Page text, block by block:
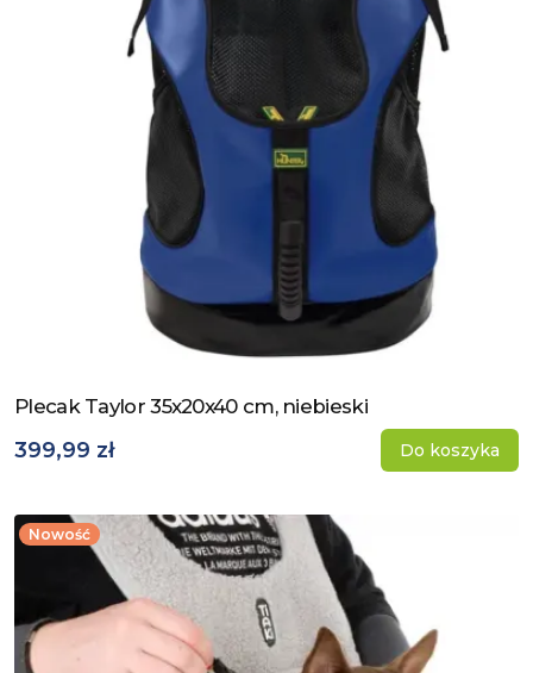
Zobacz produkt
Plecak Taylor 35x20x40 cm, niebieski
399,99 zł Do koszyka
Nowość